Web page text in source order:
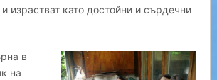
израстват като достойни и сърдечни
в
на